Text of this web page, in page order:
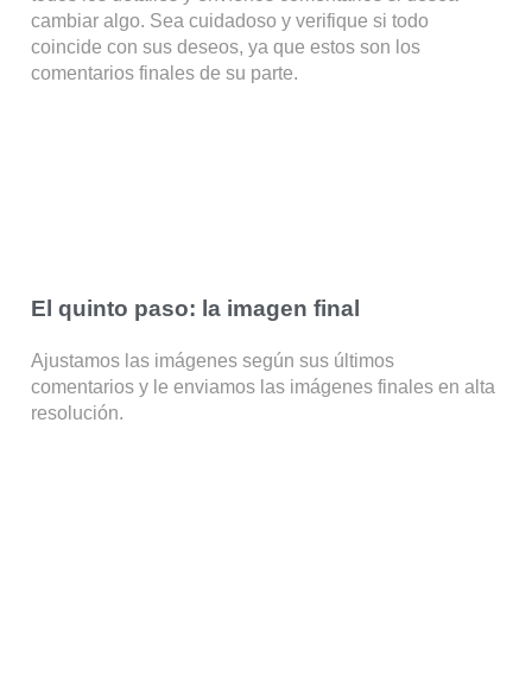
cambiar algo. Sea cuidadoso y verifique si todo
coincide con sus deseos, ya que estos son los
comentarios finales de su parte.
El quinto paso: la imagen final
Ajustamos las imágenes según sus últimos
comentarios y le enviamos las imágenes finales en alta
resolución.